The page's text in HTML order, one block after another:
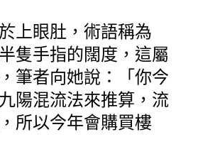
上眼肚，術語稱為
隻手指的闊度，這屬
筆者向她說：「你今
陽混流法來推算，流
所以今年會購買樓